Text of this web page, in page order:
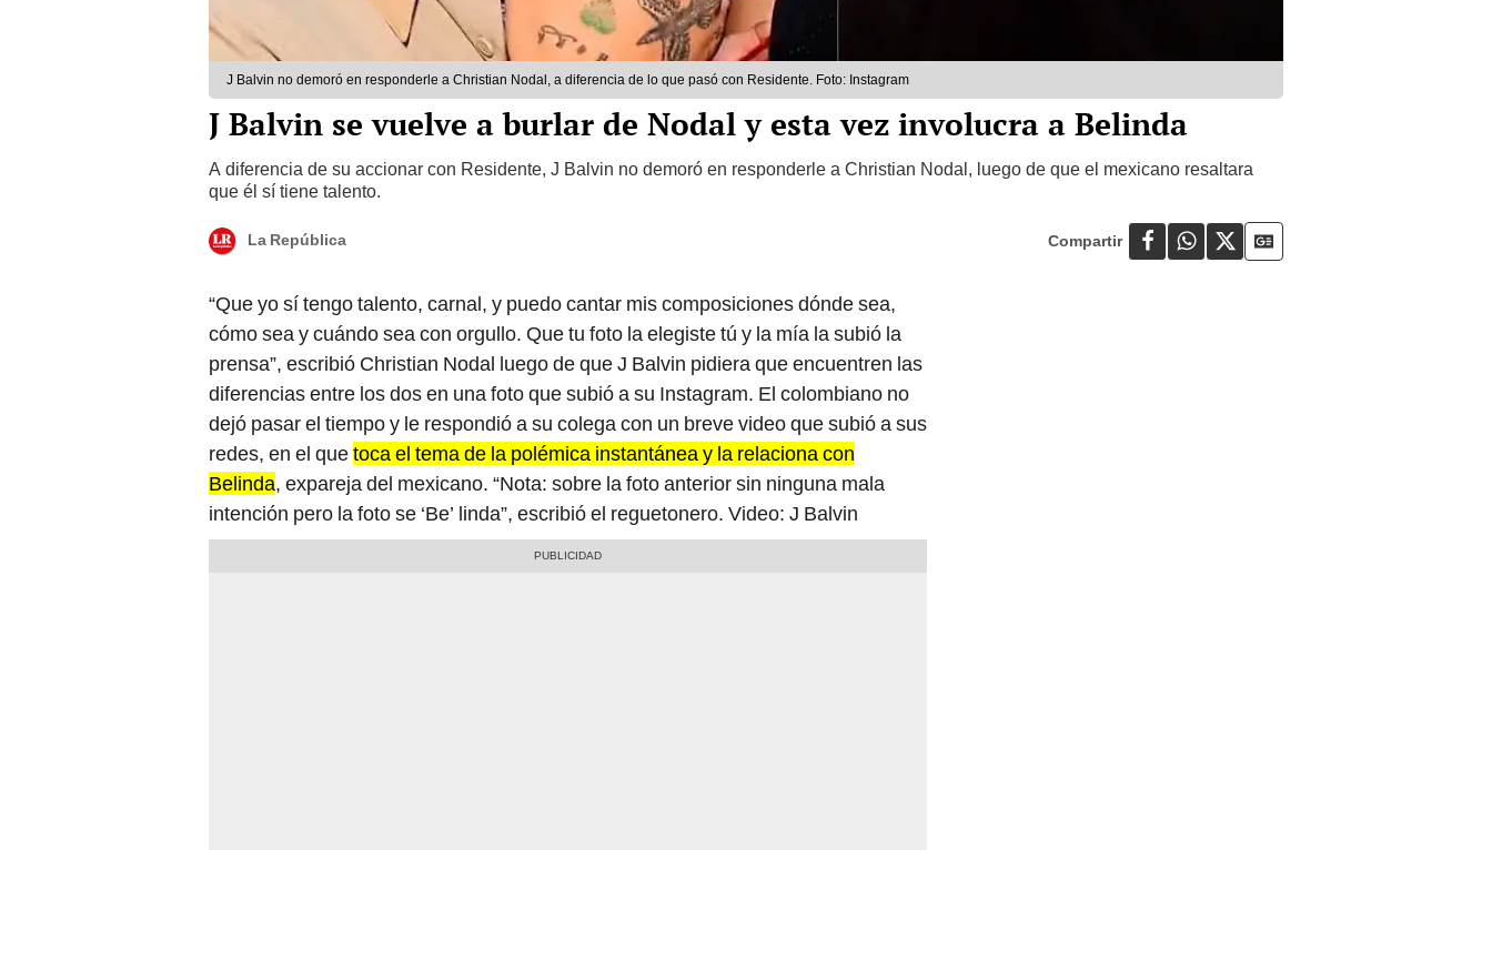
J Balvin no demoró en responderle a Christian Nodal, a diferencia de lo que pasó con Residente. Foto: Instagram
J Balvin se vuelve a burlar de Nodal y esta vez involucra a Belinda
A diferencia de su accionar con Residente, J Balvin no demoró en responderle a Christian Nodal, luego de que el mexicano resaltara
que él sí tiene talento.
La República
“Que yo sí tengo talento, carnal, y puedo cantar mis composiciones dónde sea,
cómo sea y cuándo sea con orgullo. Que tu foto la elegiste tú y la mía la subió la
prensa”, escribió Christian Nodal luego de que J Balvin pidiera que encuentren las
diferencias entre los dos en una foto que subió a su Instagram. El colombiano no
dejó pasar el tiempo y le respondió a su colega con un breve video que subió a sus
redes, en el quetoca el tema de la polémica instantánea y la relaciona con
Belinda, expareja del mexicano. “Nota: sobre la foto anterior sin ninguna mala
intención pero la foto se ‘Be’ linda”, escribió el reguetonero. Video: J Balvin